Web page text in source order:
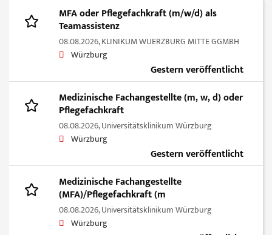
MFA oder Pflegefachkraft (m/w/d) als
Teamassistenz
08.08.2026,KLINIKUM WUERZBURG MITTE GGMBH
Würzburg
Gestern veröffentlicht
Medizinische Fachangestellte (m, w, d) oder
Pflegefachkraft
08.08.2026,Universitätsklinikum Würzburg
Würzburg
Gestern veröffentlicht
Medizinische Fachangestellte
(MFA)/Pflegefachkraft (m
08.08.2026,Universitätsklinikum Würzburg
Würzburg